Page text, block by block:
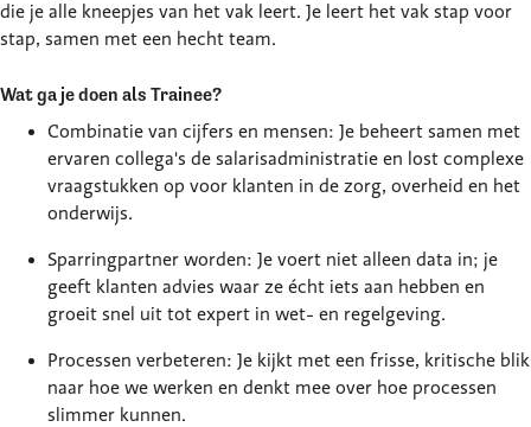
die je alle kneepjes van het vak leert. Je leert het vak stap voor
stap, samen met een hecht team.
Wat ga je doen als Trainee?
Combinatie van cijfers en mensen: Je beheert samen met
ervaren collega's de salarisadministratie en lost complexe
vraagstukken op voor klanten in de zorg, overheid en het
onderwijs.
Sparringpartner worden: Je voert niet alleen data in; je
geeft klanten advies waar ze écht iets aan hebben en
groeit snel uit tot expert in wet- en regelgeving.
Processen verbeteren: Je kijkt met een frisse, kritische blik
naar hoe we werken en denkt mee over hoe processen
slimmer kunnen.